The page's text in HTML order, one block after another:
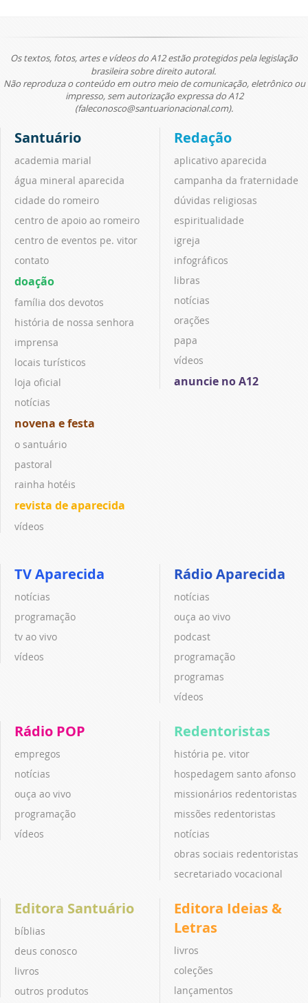
Os textos, fotos, artes e vídeos do A12 estão protegidos pela legislação
brasileira sobre direito autoral.
Não reproduza o conteúdo em outro meio de comunicação, eletrônico ou
impresso, sem autorização expressa do A12
(faleconosco@santuarionacional.com).
Santuário
academia marial
água mineral aparecida
cidade do romeiro
centro de apoio ao romeiro
centro de eventos pe. vitor
contato
doação
família dos devotos
história de nossa senhora
imprensa
locais turísticos
loja oficial
notícias
novena e festa
o santuário
pastoral
rainha hotéis
revista de aparecida
vídeos
Redação
aplicativo aparecida
campanha da fraternidade
dúvidas religiosas
espiritualidade
igreja
infográficos
libras
notícias
orações
papa
vídeos
anuncie no A12
TV Aparecida
notícias
programação
tv ao vivo
vídeos
Rádio Aparecida
notícias
ouça ao vivo
podcast
programação
programas
vídeos
Rádio POP
empregos
notícias
ouça ao vivo
programação
vídeos
Redentoristas
história pe. vitor
hospedagem santo afonso
missionários redentoristas
missões redentoristas
notícias
obras sociais redentoristas
secretariado vocacional
Editora Santuário
bíblias
deus conosco
livros
outros produtos
Editora Ideias &
Letras
livros
coleções
lançamentos